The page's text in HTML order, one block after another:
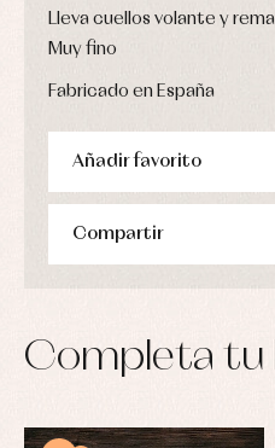
Lleva cuellos volante y
Muy fino
Fabricado en España
Añadir favorito
Compartir
Completa tu